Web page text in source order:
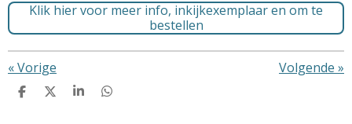
Klik hier voor meer info, inkijkexemplaar en om te
bestellen
«Vorige Volgende »
D
D
S
D